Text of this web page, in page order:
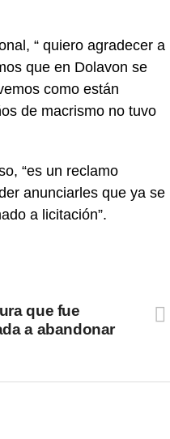
“ quiero agradecer a
que en Dolavon se
como están
de macrismo no tuvo
“es un reclamo
anunciarles que ya se
a licitación”.
que fue
a abandonar